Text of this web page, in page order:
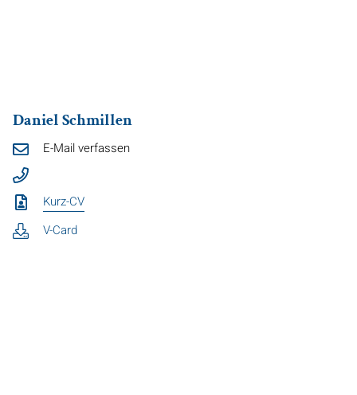
Daniel Schmillen
E-Mail verfassen
Kurz-CV
V-Card